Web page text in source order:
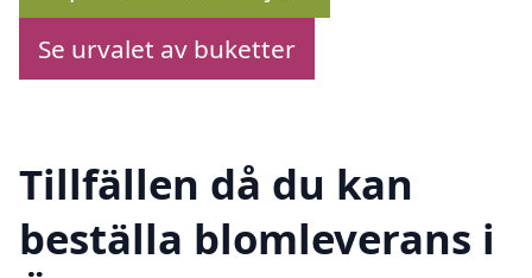
Se urvalet av buketter
Tillfällen då du kan
beställa blomleverans i